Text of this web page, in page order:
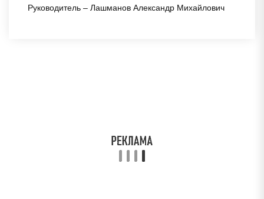
Руководитель – Лашманов Александр Михайлович